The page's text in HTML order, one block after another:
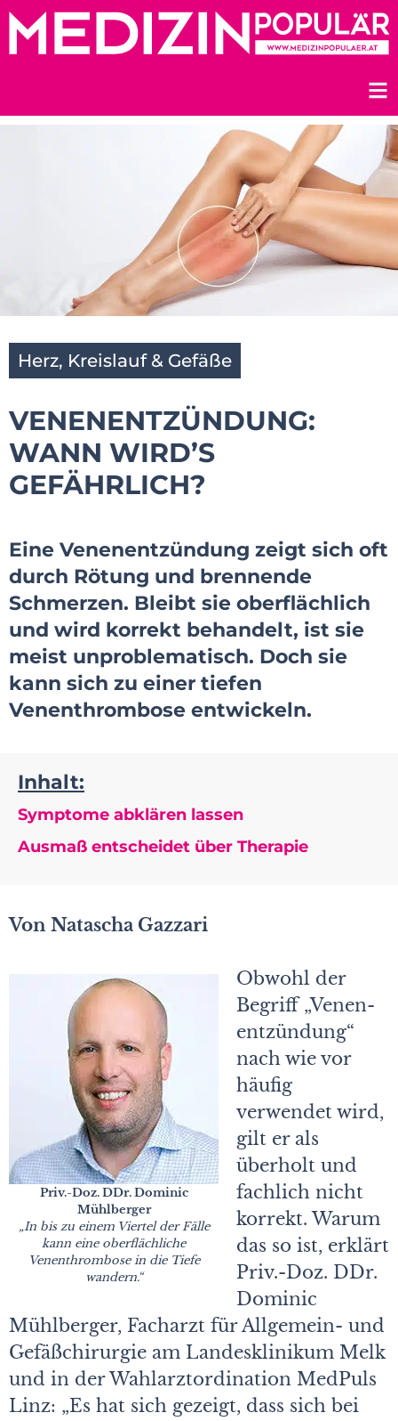
Zum
Inhalt
Herz, Kreislauf & Gefäße
VENENENTZÜNDUNG:
WANN WIRD’S
GEFÄHRLICH?
Eine Venenentzündung zeigt sich oft
durch Rötung und brennende
Schmerzen. Bleibt sie oberflächlich
und wird korrekt behandelt, ist sie
meist unproblematisch. Doch sie
kann sich zu einer tiefen
Venenthrombose entwickeln.
Inhalt:
Symptome abklären lassen
Ausmaß entscheidet über Therapie
Von Natascha Gazzari
Priv.-Doz. DDr. Dominic
Mühlberger
„In bis zu einem Viertel der Fälle
kann eine oberflächliche
Venenthrombose in die Tiefe
wandern.“
Obwohl der
Begriff „Venen­
entzündung“
nach wie vor
häufig
verwendet wird,
gilt er als
überholt und
fachlich nicht
korrekt. Warum
das so ist, erklärt
Priv.-Doz. DDr.
Dominic
Mühlberger, Facharzt für Allgemein- und
Gefäßchirurgie am Landesklinikum Melk
und in der Wahlarzt­ordination MedPuls
Linz: „Es hat sich gezeigt, dass sich bei